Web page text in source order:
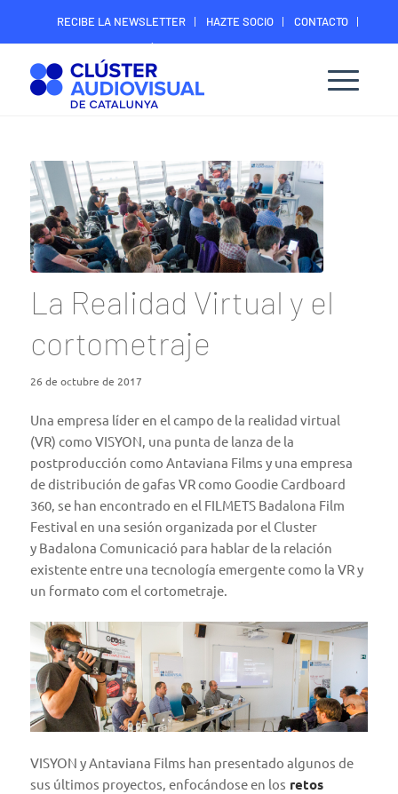
RECIBE LA NEWSLETTER HAZTE SOCIO
CONTACTO
ÁREA DIGITAL SOCIOS
La Realidad Virtual y el
cortometraje
26 de octubre de 2017
Una empresa líder en el campo de la realidad virtual
(VR) como VISYON, una punta de lanza de la
postproducción como Antaviana Films y una empresa
de distribución de gafas VR como Goodie Cardboard
360, se han encontrado en el FILMETS Badalona Film
Festival en una sesión organizada por el Cluster
y Badalona Comunicació para hablar de la relación
existente entre una tecnología emergente como la VR y
un formato com el cortometraje.
VISYON y Antaviana Films han presentado algunos de
sus últimos proyectos, enfocándose en los retos